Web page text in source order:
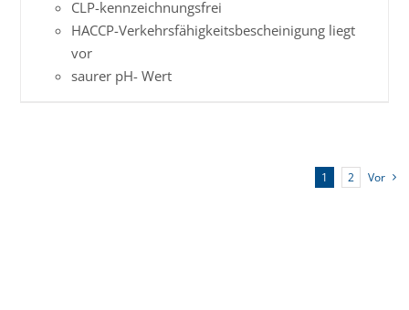
CLP-kenn­zeich­­nungs­frei
HACCP-Verkehrs­­fähig­keits­­beschei­nigung liegt
vor
saurer pH- Wert
1 2 Vor